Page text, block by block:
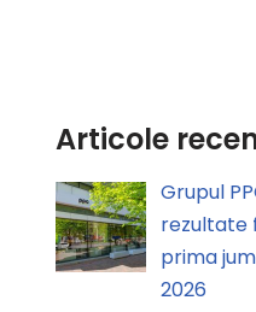
Articole
Grupul
rezultate
prima
2026